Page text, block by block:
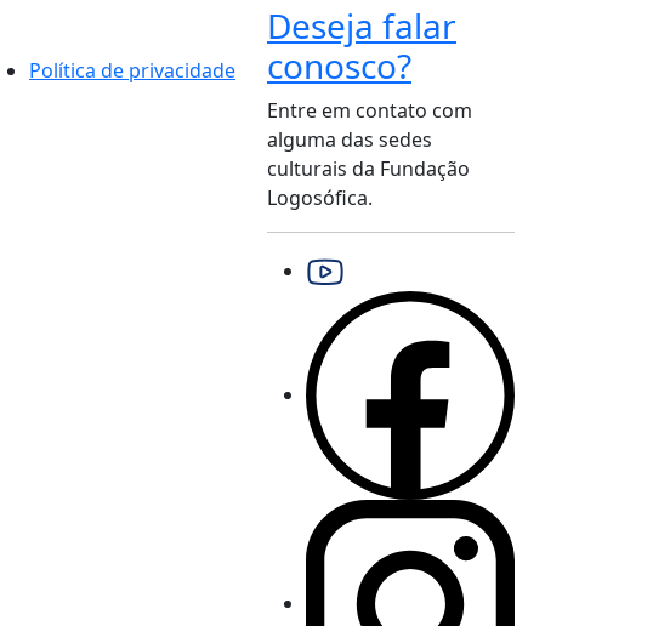
Política de privacidade
Deseja falar
conosco?
Entre em contato com
alguma das sedes
culturais da Fundação
Logosófica.